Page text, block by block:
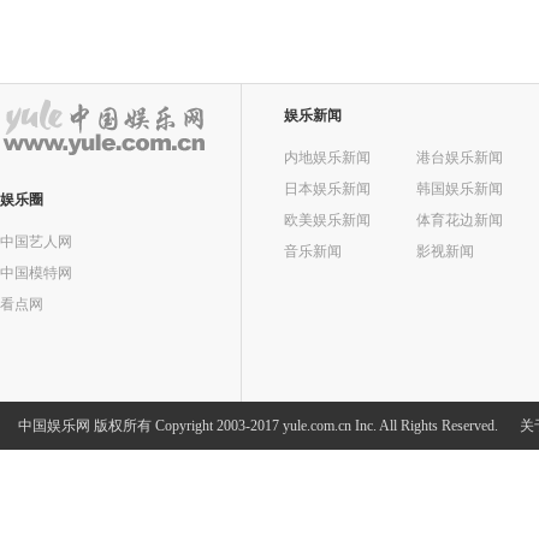
娱乐圈
中国艺人网
中国模特网
看点网
娱乐新闻
内地娱乐新闻
港台娱乐新闻
日本娱乐新闻
韩国娱乐新闻
欧美娱乐新闻
体育花边新闻
音乐新闻
影视新闻
中国娱乐网 版权所有 Copyright 2003-2017 yule.com.cn Inc. All Rights Reserved. 关